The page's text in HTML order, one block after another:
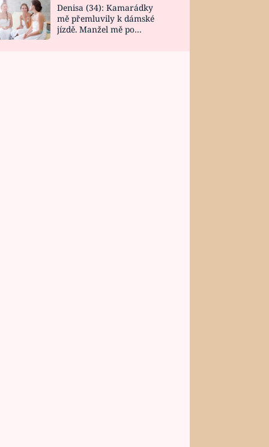
Denisa (34): Kamarádky
mě přemluvily k dámské
jízdě. Manžel mě po